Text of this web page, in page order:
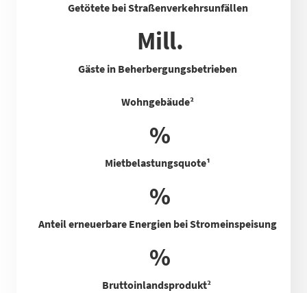
Getötete bei Straßenverkehrsunfällen
Mill.
Gäste in Beherbergungsbetrieben
Wohngebäude²
%
Mietbelastungsquote¹
%
Anteil erneuerbare Energien bei Stromeinspeisung
%
Bruttoinlandsprodukt²